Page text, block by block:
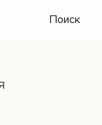
Поиск